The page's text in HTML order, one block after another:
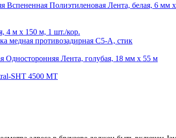
Вспененная Полиэтиленовая Лента, белая, 6 мм
4 м х 150 м, 1 шт./кор.
медная противозадирная C5-A, стик
Односторонняя Лента, голубая, 18 мм х 55 м
SHT 4500 MT